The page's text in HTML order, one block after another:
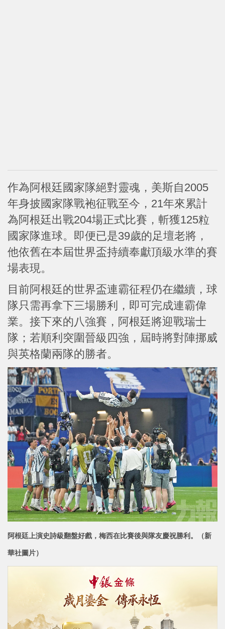
作為阿根廷國家隊絕對靈魂，美斯自2005
年身披國家隊戰袍征戰至今，21年來累計
為阿根廷出戰204場正式比賽，斬獲125粒
國家隊進球。即便已是39歲的足壇老將，
他依舊在本屆世界盃持續奉獻頂級水準的賽
場表現。
目前阿根廷的世界盃連霸征程仍在繼續，球
隊只需再拿下三場勝利，即可完成連霸偉
業。接下來的八強賽，阿根廷將迎戰瑞士
隊；若順利突圍晉級四強，屆時將對陣挪威
與英格蘭兩隊的勝者。
阿根廷上演史詩級翻盤好戲，梅西在比賽後與隊友慶祝勝利。（新
華社圖片）